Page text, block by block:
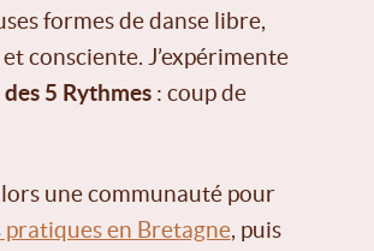
formes de danse libre,
consciente. J’expérimente
des 5 Rythmes: coup de
une communauté pour
pratiques en Bretagne, puis